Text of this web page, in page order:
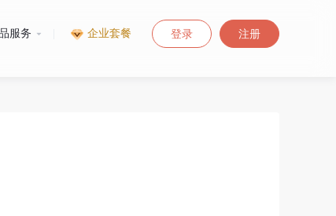
服务 企业套餐 登录 注册